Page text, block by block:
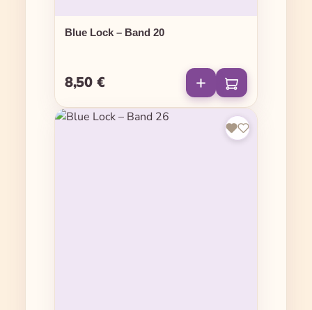
Blue Lock – Band 20
Regulärer Preis:
8,50 €